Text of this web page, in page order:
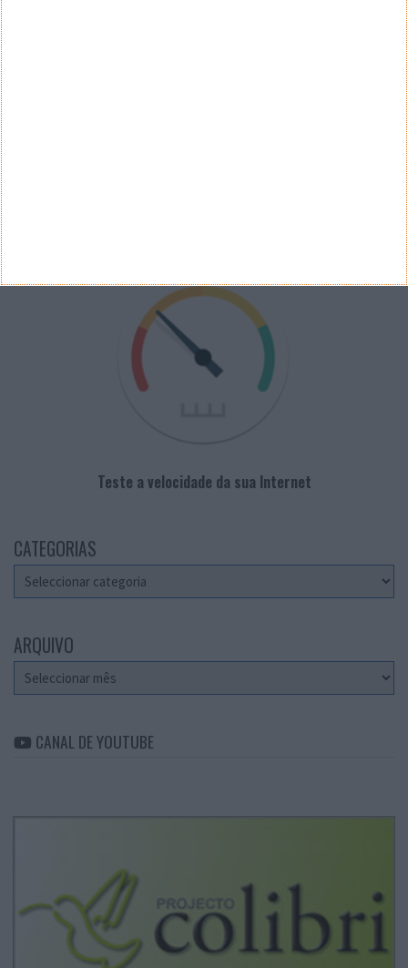
Teste a velocidade da sua Internet
CATEGORIAS
Categorias
ARQUIVO
Arquivo
CANAL DE YOUTUBE